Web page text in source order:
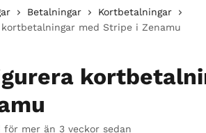
Betalningar
Kortbetalningar
kortbetalningar med Stripe i Zenamu
för mer än 3 veckor sedan